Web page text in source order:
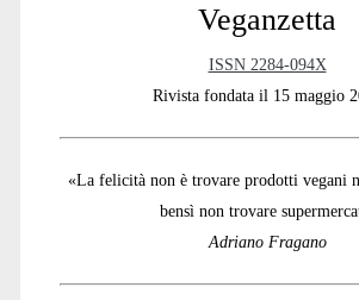
Veganzetta
ISSN 2284-094X
Rivista fondata il 15 maggio
«La felicità non è trovare prodotti vegani
bensì non trovare
Adriano Fragano